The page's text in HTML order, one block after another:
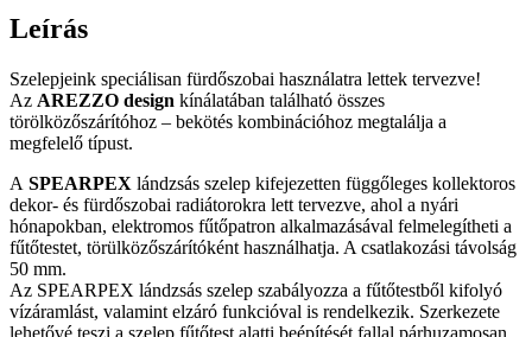
Leírás
Szelepjeink speciálisan fürdőszobai használatra lettek tervezve!
Az AREZZO design kínálatában található összes
törölközőszárítóhoz – bekötés kombinációhoz megtalálja a
megfelelő típust.
A SPEARPEX lándzsás szelep kifejezetten függőleges kollektoros
dekor- és fürdőszobai radiátorokra lett tervezve, ahol a nyári
hónapokban, elektromos fűtőpatron alkalmazásával felmelegítheti a
fűtőtestet, törülközőszárítóként használhatja. A csatlakozási távolság
50 mm.
Az SPEARPEX lándzsás szelep szabályozza a fűtőtestből kifolyó
vízáramlást, valamint elzáró funkcióval is rendelkezik. Szerkezete
lehetővé teszi a szelep fűtőtest alatti beépítését fallal párhuzamosan